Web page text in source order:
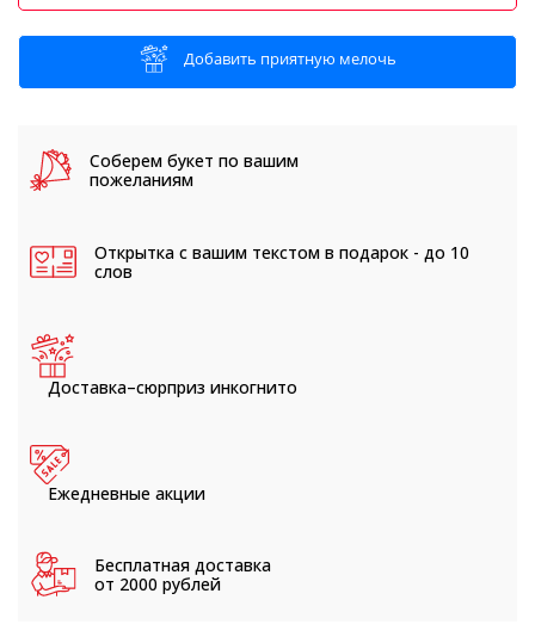
Добавить приятную мелочь
Соберем букет по вашим
пожеланиям
Открытка с вашим текстом в подарок - до 10
слов
Доставка–сюрприз инкогнито
Ежедневные акции
Бесплатная доставка
от 2000 рублей